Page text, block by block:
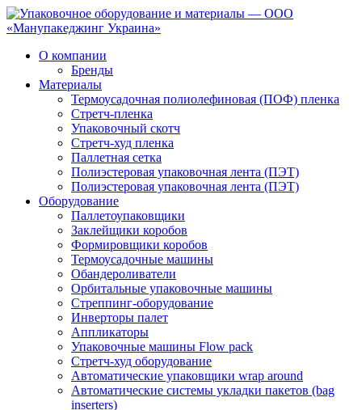
О компании
Бренды
Материалы
Термоусадочная полиолефиновая (ПОФ) пленка
Стретч-пленка
Упаковочный скотч
Стретч-худ пленка
Паллетная сетка
Полиэстеровая упаковочная лента (ПЭТ)
Полиэстеровая упаковочная лента (ПЭТ)
Оборудование
Паллетоупаковщики
Заклейщики коробов
Формировщики коробов
Термоусадочные машины
Обандероливатели
Орбитальные упаковочные машины
Стреппинг-оборудование
Инверторы палет
Аппликаторы
Упаковочные машины Flow pack
Стретч-худ оборудование
Автоматические упаковщики wrap around
Автоматические системы укладки пакетов (bag
inserters)